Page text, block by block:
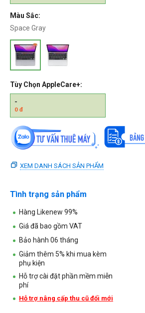
Màu Sắc:
Space Gray
Tùy Chọn AppleCare+:
-
0 đ
XEM DANH SÁCH SẢN PHẨM
Tình trạng sản phẩm
Hàng Likenew 99%
Giá đã bao gồm VAT
Bảo hành 06 tháng
Giảm thêm 5% khi mua kèm
phụ kiện
Hỗ trợ cài đặt phần mềm miễn
phí
Hỗ trợ nâng cấp thu cũ đổi mới